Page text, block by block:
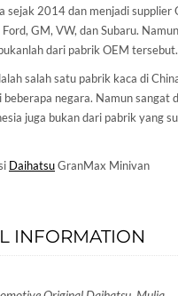
sejak 2014 dan menjadi supplier
GM, VW, dan Subaru.
dari pabrik OEM tersebut.
salah satu pabrik kaca di
negara. Namun sangat
juga bukan dari pabrik yang
DaihatsuGranMax Minivan
INFORMATION